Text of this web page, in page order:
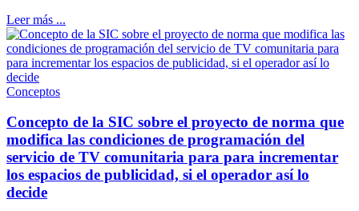
Leer más ...
Conceptos
Concepto de la SIC sobre el proyecto de norma que
modifica las condiciones de programación del
servicio de TV comunitaria para para incrementar
los espacios de publicidad, si el operador así lo
decide